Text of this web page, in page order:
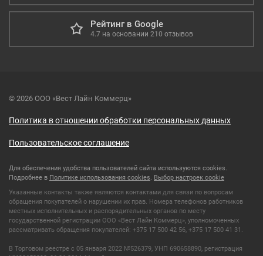
Рейтинг в Google
4.7 на основании 210 отзывов
© 2026 ООО «Вест Лайн Коммерц»
Политика в отношении обработки персональных данных
Пользовательское соглашение
Для обеспечения удобства пользователей сайта используются cookies.
Подробнее в Политике использования cookies. Выбор настроек cookie
Указанные контакты также являются контактами для связи по вопросам
обращения покупателей о нарушении их прав. Номера телефонов работников
местных исполнительных и распорядительных органов по месту
государственной регистрации ООО «Вест Лайн Коммерц», уполномоченных
рассматривать обращения покупателей: +375 17 500 42 56, +375 17 500 41 31.
В Торговом реестре с 05 января 2022 №526379, УНП 690658890, регистрация